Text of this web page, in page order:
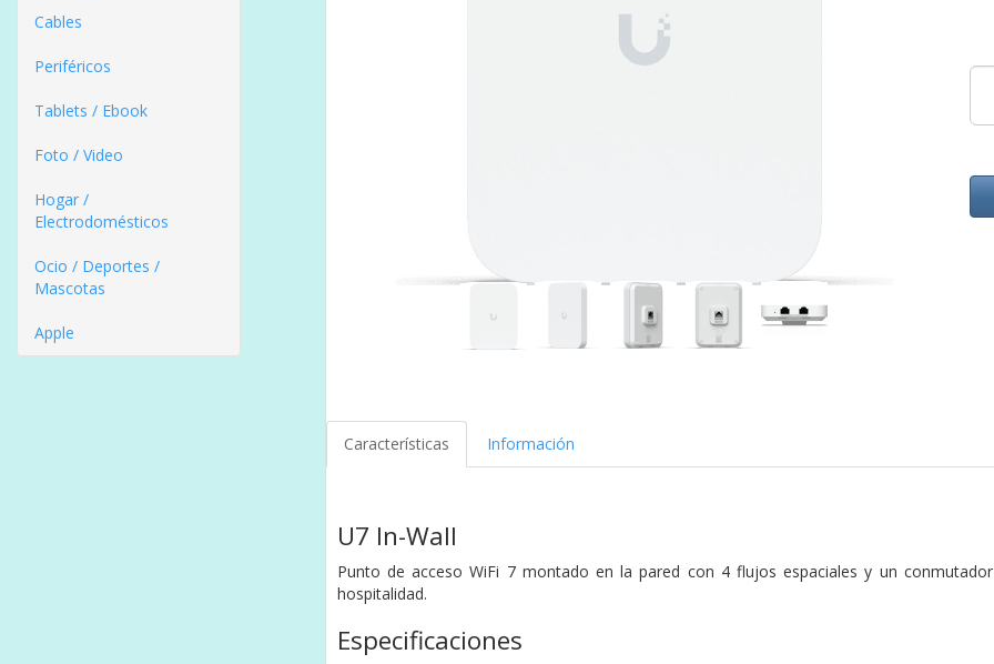
Cables
Periféricos
Tablets / Ebook
Foto / Video
Hogar /
Electrodomésticos
Ocio / Deportes /
Mascotas
Apple
Características Información
U7 In-Wall
Punto de acceso WiFi 7 montado en la pared con 4 flujos espaciales y un
hospitalidad.
Especificaciones